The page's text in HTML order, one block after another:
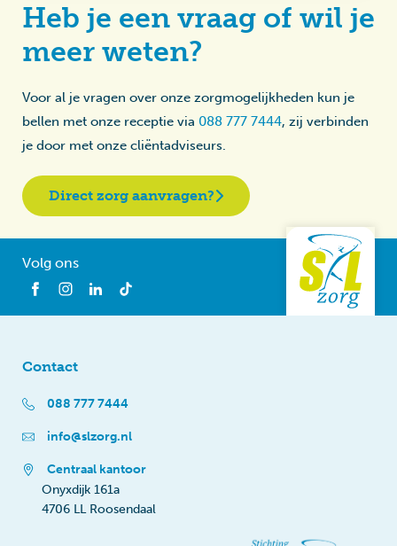
Heb je een vraag of wil je
meer weten?
Voor al je vragen over onze zorgmogelijkheden kun je
bellen met onze receptie via 088 777 7444, zij verbinden
je door met onze cliëntadviseurs.
Direct zorg aanvragen?
Volg ons
Contact
088 777 7444
info@slzorg.nl
Centraal kantoor
Onyxdijk 161a
4706 LL Roosendaal